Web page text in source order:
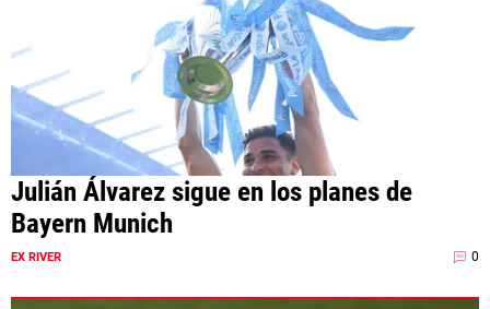
Julián Álvarez sigue en los planes de
Bayern Munich
EX RIVER 0